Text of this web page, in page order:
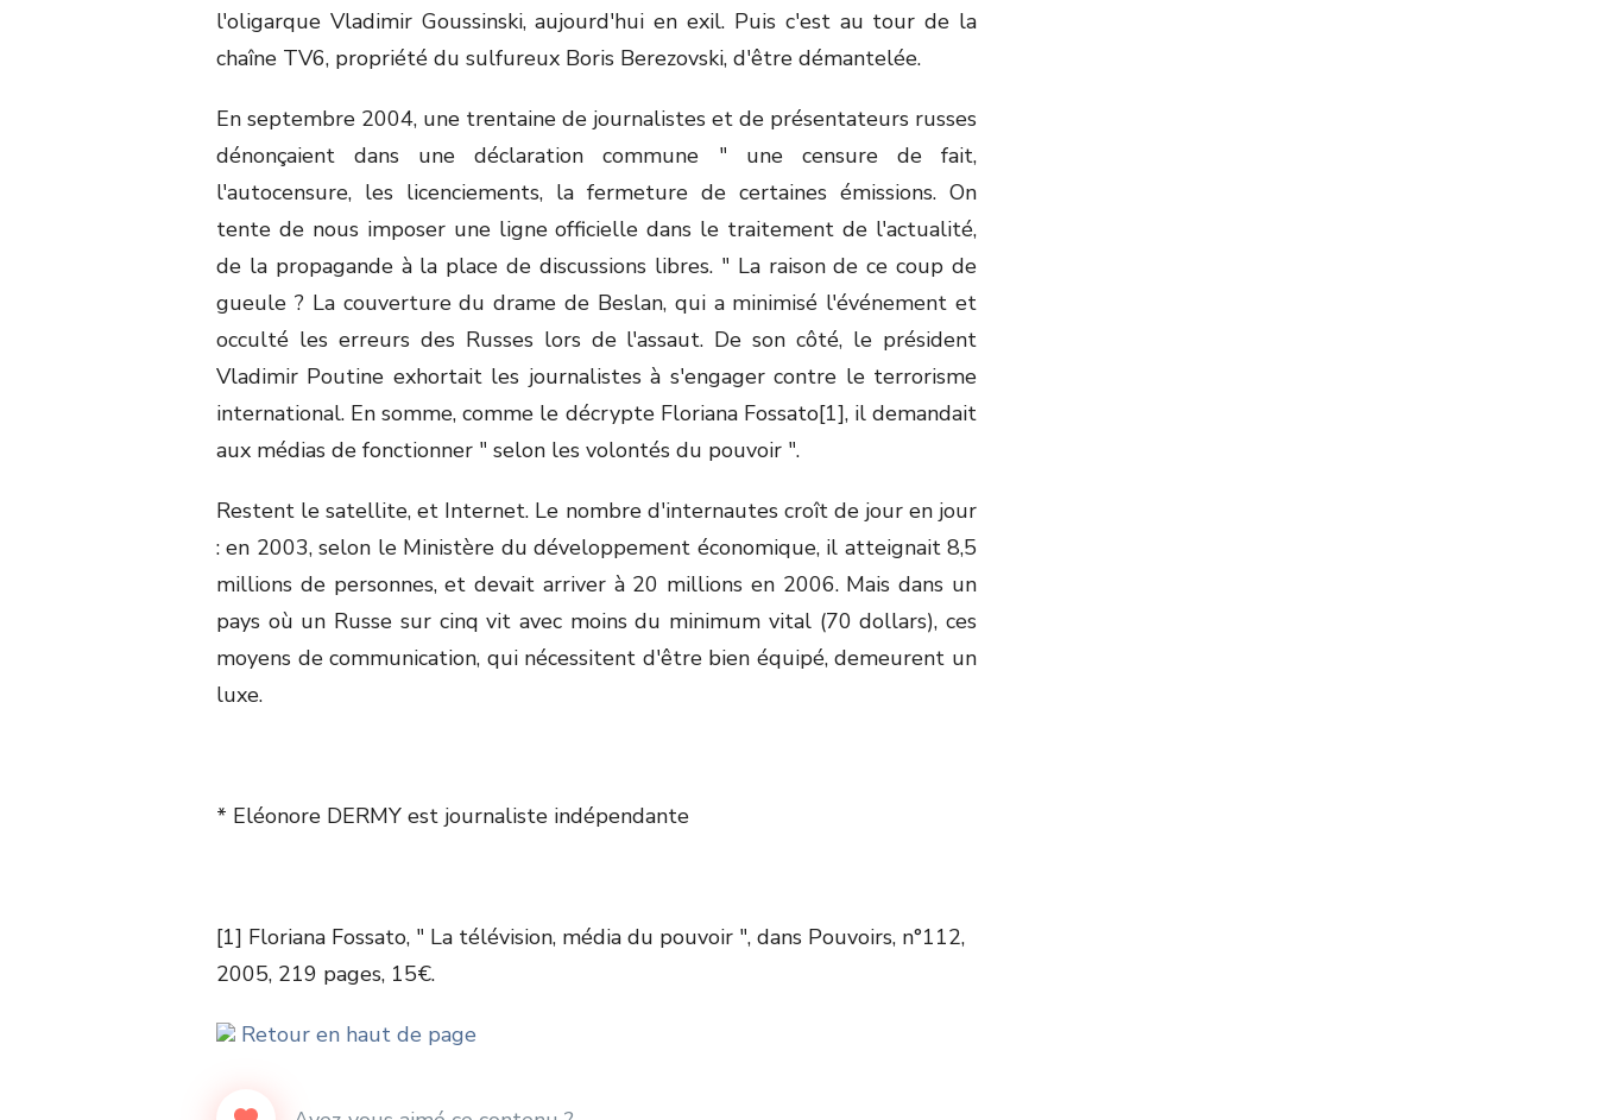
l'oligarque Vladimir Goussinski, aujourd'hui en exil. Puis c'est au tour de la
chaîne TV6, propriété du sulfureux Boris Berezovski, d'être démantelée.
En septembre 2004, une trentaine de journalistes et de présentateurs russes
dénonçaient dans une déclaration commune " une censure de fait,
l'autocensure, les licenciements, la fermeture de certaines émissions. On
tente de nous imposer une ligne officielle dans le traitement de l'actualité,
de la propagande à la place de discussions libres. " La raison de ce coup de
gueule ? La couverture du drame de Beslan, qui a minimisé l'événement et
occulté les erreurs des Russes lors de l'assaut. De son côté, le président
Vladimir Poutine exhortait les journalistes à s'engager contre le terrorisme
international. En somme, comme le décrypte Floriana Fossato[1], il demandait
aux médias de fonctionner " selon les volontés du pouvoir ".
Restent le satellite, et Internet. Le nombre d'internautes croît de jour en jour
: en 2003, selon le Ministère du développement économique, il atteignait 8,5
millions de personnes, et devait arriver à 20 millions en 2006. Mais dans un
pays où un Russe sur cinq vit avec moins du minimum vital (70 dollars), ces
moyens de communication, qui nécessitent d'être bien équipé, demeurent un
luxe.
* Eléonore DERMY est journaliste indépendante
[1] Floriana Fossato, " La télévision, média du pouvoir ", dans Pouvoirs, n°112,
2005, 219 pages, 15€.
Retour en haut de page